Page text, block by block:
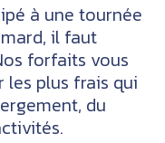
à une tournée
il faut
forfaits vous
plus frais qui
du